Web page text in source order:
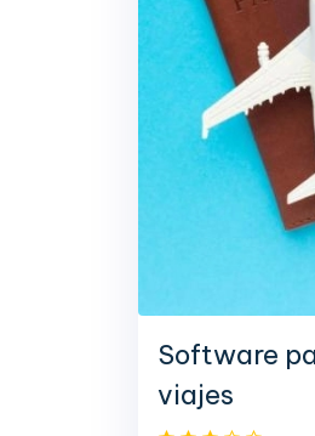
Software
viajes